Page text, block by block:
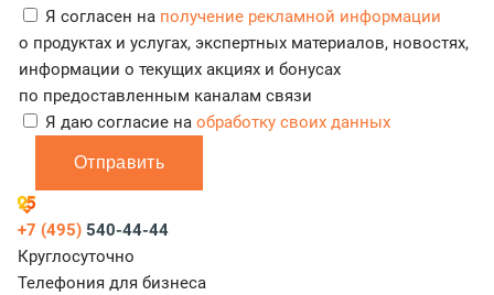
Я согласен на получение рекламной информации
о продуктах и услугах, экспертных материалов, новостях,
информации о текущих акциях и бонусах
по предоставленным каналам связи
Я даю согласие на обработку своих данных
Отправить
+7 (495) 540-44-44
Круглосуточно
Телефония для бизнеса